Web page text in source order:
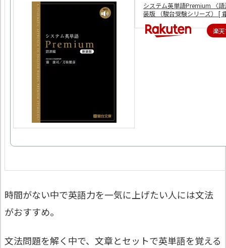
システム英単語Premium 〈
装版 （駿台受験シリーズ） [
楽
時間がない中で英語力を一気に上げたい人には文法
がおすすめ。
文法問題を解く中で、文章とセットで英単語を覚える